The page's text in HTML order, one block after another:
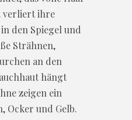
verliert ihre
den Spiegel und
Strähnen,
an den
hängt
zeigen ein
Ocker und Gelb.